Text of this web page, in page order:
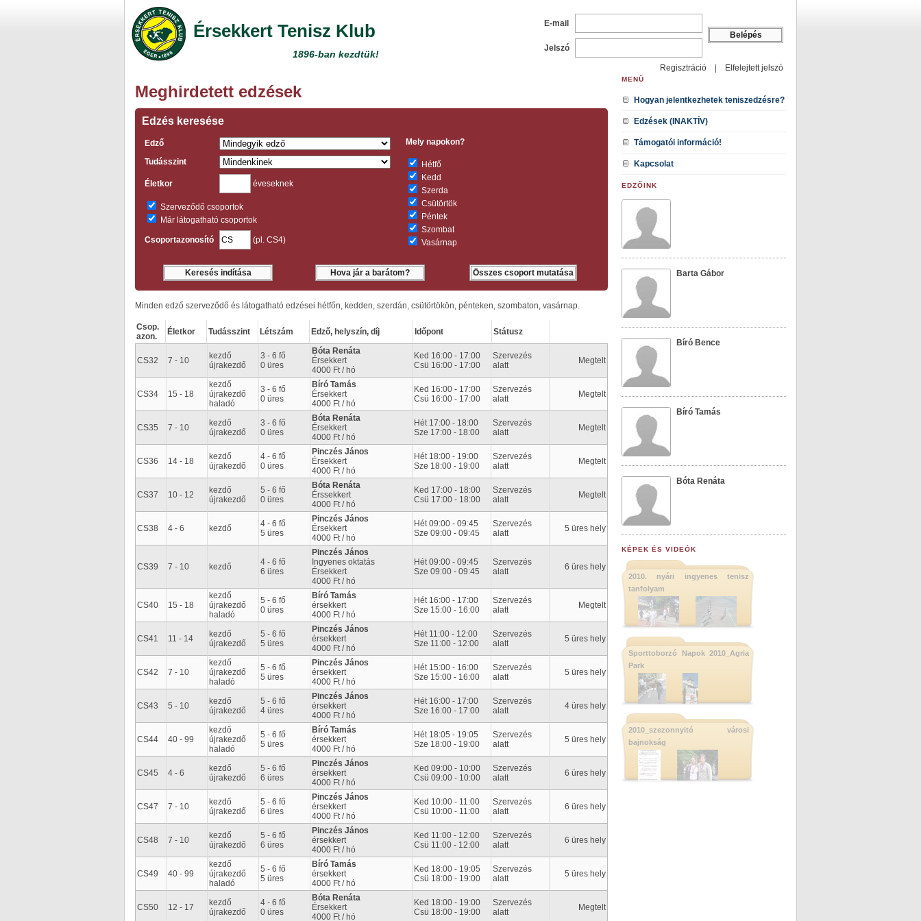
Érsekkert Tenisz Klub
1896-ban kezdtük!
E-mail
Jelszó
Regisztráció Elfelejtett jelszó
Meghirdetett edzések
Edzés keresése
Edző Mely napokon?
Hétfő
Kedd
Szerda
Csütörtök
Péntek
Szombat
Vasárnap
Tudásszint
Életkor éveseknek
Szerveződő csoportok
Már látogatható csoportok
Csoportazonosító (pl. CS4)
Összes csoport mutatása
Minden edző szerveződő és látogatható edzései hétfőn, kedden, szerdán, csütörtökön, pénteken, szombaton, vasárnap.
Csop.
azon.
Életkor Tudásszint Létszám Edző, helyszín, díj Időpont Státusz
CS32 7 - 10
kezdő
újrakezdő
3 - 6 fő
0 üres
Bóta Renáta
Érsekkert
4000 Ft / hó
Ked 16:00 - 17:00
Csü 16:00 - 17:00
Szervezés
alatt
Megtelt
CS34 15 - 18
kezdő
újrakezdő
haladó
3 - 6 fő
0 üres
Bíró Tamás
Érsekkert
4000 Ft / hó
Ked 16:00 - 17:00
Csü 16:00 - 17:00
Szervezés
alatt
Megtelt
CS35 7 - 10
kezdő
újrakezdő
3 - 6 fő
0 üres
Bóta Renáta
Érsekkert
4000 Ft / hó
Hét 17:00 - 18:00
Sze 17:00 - 18:00
Szervezés
alatt
Megtelt
CS36 14 - 18
kezdő
újrakezdő
4 - 6 fő
0 üres
Pinczés János
Érsekkert
4000 Ft / hó
Hét 18:00 - 19:00
Sze 18:00 - 19:00
Szervezés
alatt
Megtelt
CS37 10 - 12
kezdő
újrakezdő
5 - 6 fő
0 üres
Bóta Renáta
Érssekkert
4000 Ft / hó
Ked 17:00 - 18:00
Csü 17:00 - 18:00
Szervezés
alatt
Megtelt
CS38 4 - 6 kezdő
4 - 6 fő
5 üres
Pinczés János
Érsekkert
4000 Ft / hó
Hét 09:00 - 09:45
Sze 09:00 - 09:45
Szervezés
alatt
5 üres hely
CS39 7 - 10 kezdő
4 - 6 fő
6 üres
Pinczés János
Ingyenes oktatás
Érsekkert
4000 Ft / hó
Hét 09:00 - 09:45
Sze 09:00 - 09:45
Szervezés
alatt
6 üres hely
CS40 15 - 18
kezdő
újrakezdő
haladó
5 - 6 fő
0 üres
Bíró Tamás
érsekkert
4000 Ft / hó
Hét 16:00 - 17:00
Sze 15:00 - 16:00
Szervezés
alatt
Megtelt
CS41 11 - 14
kezdő
újrakezdő
5 - 6 fő
5 üres
Pinczés János
érsekkert
4000 Ft / hó
Hét 11:00 - 12:00
Sze 11:00 - 12:00
Szervezés
alatt
5 üres hely
CS42 7 - 10
kezdő
újrakezdő
haladó
5 - 6 fő
5 üres
Pinczés János
érsekkert
4000 Ft / hó
Hét 15:00 - 16:00
Sze 15:00 - 16:00
Szervezés
alatt
5 üres hely
CS43 5 - 10
kezdő
újrakezdő
5 - 6 fő
4 üres
Pinczés János
érsekkert
4000 Ft / hó
Hét 16:00 - 17:00
Sze 16:00 - 17:00
Szervezés
alatt
4 üres hely
CS44 40 - 99
kezdő
újrakezdő
haladó
5 - 6 fő
5 üres
Bíró Tamás
érsekkert
4000 Ft / hó
Hét 18:05 - 19:05
Sze 18:00 - 19:00
Szervezés
alatt
5 üres hely
CS45 4 - 6
kezdő
újrakezdő
5 - 6 fő
6 üres
Pinczés János
érsekkert
4000 Ft / hó
Ked 09:00 - 10:00
Csü 09:00 - 10:00
Szervezés
alatt
6 üres hely
CS47 7 - 10
kezdő
újrakezdő
5 - 6 fő
6 üres
Pinczés János
érsekkert
4000 Ft / hó
Ked 10:00 - 11:00
Csü 10:00 - 11:00
Szervezés
alatt
6 üres hely
CS48 7 - 10
kezdő
újrakezdő
5 - 6 fő
6 üres
Pinczés János
érsekkert
4000 Ft / hó
Ked 11:00 - 12:00
Csü 11:00 - 12:00
Szervezés
alatt
6 üres hely
CS49 40 - 99
kezdő
újrakezdő
haladó
5 - 6 fő
5 üres
Bíró Tamás
érsekkert
4000 Ft / hó
Ked 18:00 - 19:05
Csü 18:00 - 19:00
Szervezés
alatt
5 üres hely
CS50 12 - 17
kezdő
újrakezdő
4 - 6 fő
0 üres
Bóta Renáta
Érsekkert
4000 Ft / hó
Ked 18:00 - 19:00
Csü 18:00 - 19:00
Szervezés
alatt
Megtelt
MENÜ
Hogyan jelentkezhetek teniszedzésre?
Edzések (INAKTÍV)
Támogatói információ!
Kapcsolat
EDZŐINK
Barta Gábor
Bíró Bence
Bíró Tamás
Bóta Renáta
KÉPEK ÉS VIDEÓK
2010. nyári ingyenes tenisz
tanfolyam
Sporttoborzó Napok 2010_Agria
Park
2010_szezonnyitó városi
bajnokság